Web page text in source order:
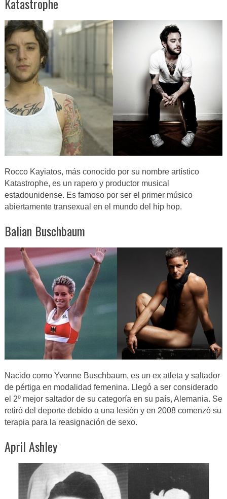
Katastrophe
Rocco Kayiatos, más conocido por su nombre artístico
Katastrophe, es un rapero y productor musical
estadounidense. Es famoso por ser el primer músico
abiertamente transexual en el mundo del hip hop.
Balian Buschbaum
Nacido como Yvonne Buschbaum, es un ex atleta y saltador
de pértiga en modalidad femenina. Llegó a ser considerado
el 2º mejor saltador de su categoría en su país, Alemania. Se
retiró del deporte debido a una lesión y en 2008 comenzó su
terapia para la reasignación de sexo.
April Ashley